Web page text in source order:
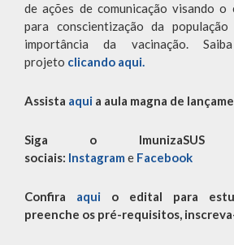
de ações de comunicação visando o
para conscientização da
importância da vacinação.
projeto clicando aqui.
Assista aqui a aula magna de
Siga o
sociais: Instagram e Facebook
Confira aqui o edital para
preenche os pré-requisitos,